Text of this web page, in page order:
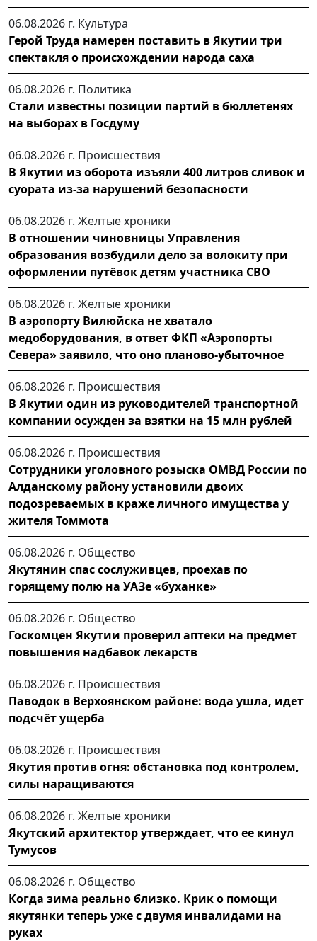
06.08.2026 г. Культура
Герой Труда намерен поставить в Якутии три
спектакля о происхождении народа саха
06.08.2026 г. Политика
Стали известны позиции партий в бюллетенях
на выборах в Госдуму
06.08.2026 г. Происшествия
В Якутии из оборота изъяли 400 литров сливок и
суората из-за нарушений безопасности
06.08.2026 г. Желтые хроники
В отношении чиновницы Управления
образования возбудили дело за волокиту при
оформлении путёвок детям участника СВО
06.08.2026 г. Желтые хроники
В аэропорту Вилюйска не хватало
медоборудования, в ответ ФКП «Аэропорты
Севера» заявило, что оно планово-убыточное
06.08.2026 г. Происшествия
В Якутии один из руководителей транспортной
компании осужден за взятки на 15 млн рублей
06.08.2026 г. Происшествия
Сотрудники уголовного розыска ОМВД России по
Алданскому району установили двоих
подозреваемых в краже личного имущества у
жителя Томмота
06.08.2026 г. Общество
Якутянин спас сослуживцев, проехав по
горящему полю на УАЗе «буханке»
06.08.2026 г. Общество
Госкомцен Якутии проверил аптеки на предмет
повышения надбавок лекарств
06.08.2026 г. Происшествия
Паводок в Верхоянском районе: вода ушла, идет
подсчёт ущерба
06.08.2026 г. Происшествия
Якутия против огня: обстановка под контролем,
силы наращиваются
06.08.2026 г. Желтые хроники
Якутский архитектор утверждает, что ее кинул
Тумусов
06.08.2026 г. Общество
Когда зима реально близко. Крик о помощи
якутянки теперь уже с двумя инвалидами на
руках